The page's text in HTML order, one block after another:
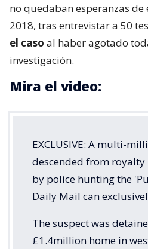
no quedaban esperanzas de
2018, tras entrevistar a 50
el caso al haber agotado
investigación.
Mira el video:
EXCLUSIVE: A multi-
descended from royalty
by police hunting the
Daily Mail can
The suspect was
£1.4million home in